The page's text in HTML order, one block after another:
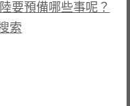
要預備哪些事呢？
索